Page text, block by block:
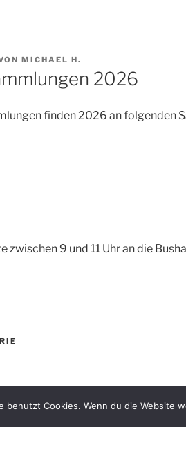
MICHAEL H.
2026
finden 2026 an folgenden
zwischen 9 und 11 Uhr an die
benutzt Cookies. Wenn du die Website